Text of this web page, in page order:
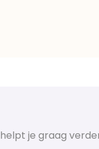
helpt je graag